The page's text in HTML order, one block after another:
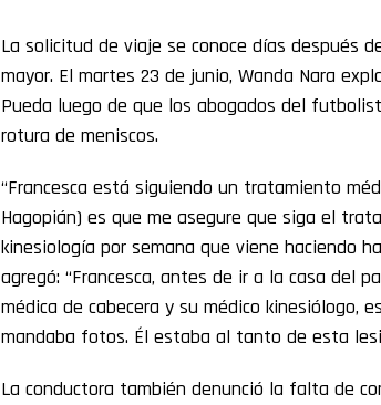
La solicitud de viaje se conoce días después
mayor. El martes 23 de junio, Wanda Nara
Pueda luego de que los abogados del
rotura de meniscos.
“Francesca está siguiendo un tratamiento
Hagopián) es que me asegure que siga el
kinesiología por semana que viene haciendo
agregó: “Francesca, antes de ir a la casa del
médica de cabecera y su médico kinesiólogo,
mandaba fotos. Él estaba al tanto de esta
La conductora también denunció la falta de